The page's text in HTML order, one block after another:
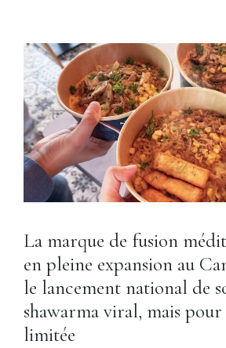
La marque de fusion
en pleine expansion au
le lancement national de
shawarma viral, mais
limitée